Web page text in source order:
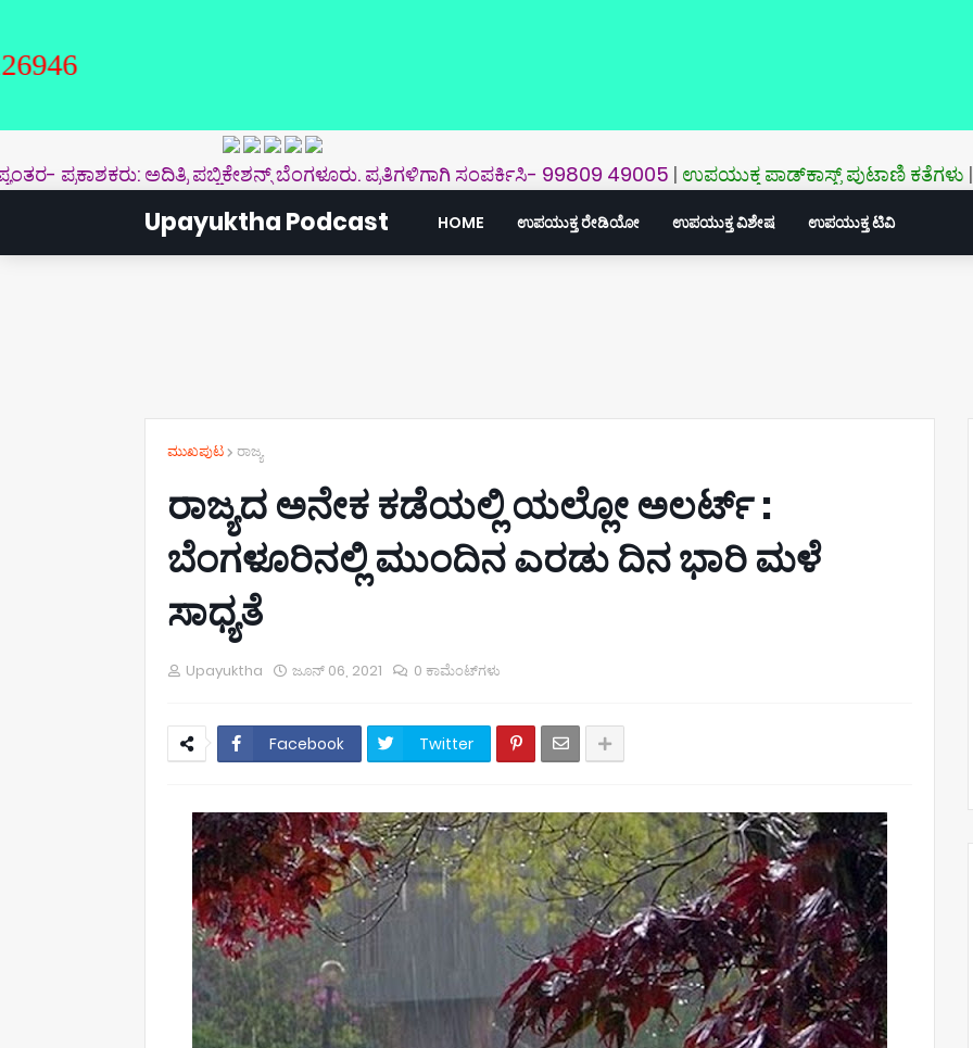
ಅದಿತ್ರಿ ಪಬ್ಲಿಕೇಶನ್ಸ್‌ ಬೆಂಗಳೂರು. ಪ್ರತಿಗಳಿಗಾಗಿ ಸಂಪರ್ಕಿಸಿ- 99809 49005| ಉಪಯುಕ್ತ ಪಾಡ್‌ಕಾಸ್ಟ್‌ ಪುಟಾಣಿ ಕತೆಗಳು|
Upayuktha Podcast HOME ಉಪಯುಕ್ತ ರೇಡಿಯೋ ಉಪಯುಕ್ತ ವಿಶೇಷ ಉಪಯುಕ್ತ ಟಿವಿ
ಮುಖಪುಟ ರಾಜ್ಯ
ರಾಜ್ಯದ ಅನೇಕ ಕಡೆಯಲ್ಲಿ ಯಲ್ಲೋ ಅಲರ್ಟ್ :
ಬೆಂಗಳೂರಿನಲ್ಲಿ ಮುಂದಿನ ಎರಡು ದಿನ ಭಾರಿ ಮಳೆ
ಸಾಧ್ಯತೆ
Upayuktha ಜೂನ್ 06, 2021 0 ಕಾಮೆಂಟ್‌ಗಳು
Facebook Twitter